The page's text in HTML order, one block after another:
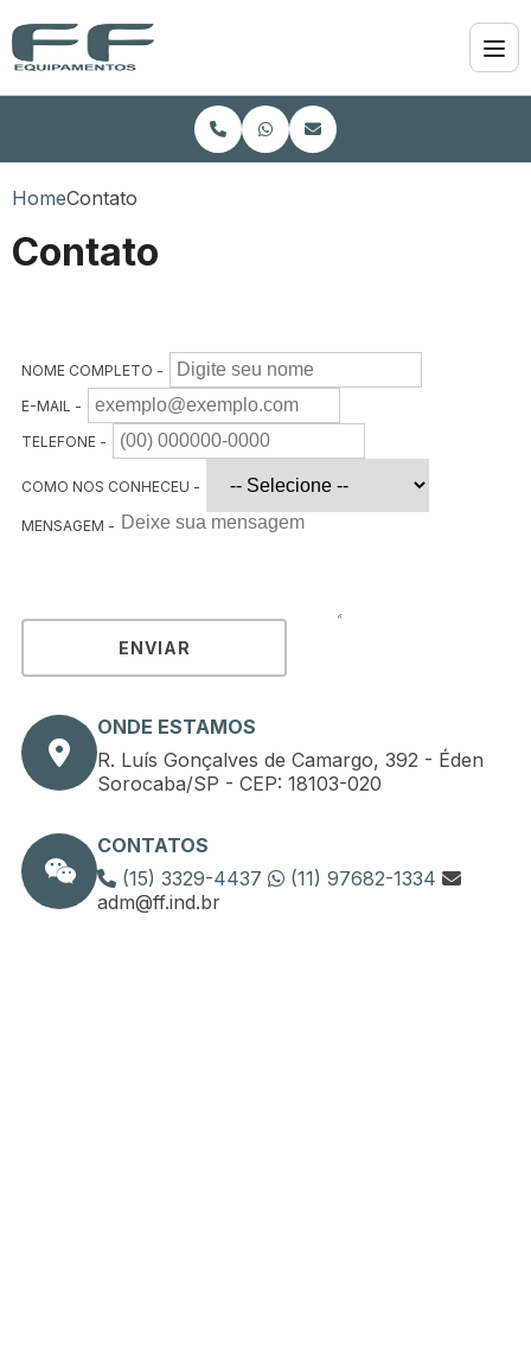
HomeContato
Contato
ONDE ESTAMOS
R. Luís Gonçalves de Camargo, 392 - Éden
Sorocaba/SP - CEP: 18103-020
CONTATOS
(15) 3329-4437
(11) 97682-1334
adm@ff.ind.br
NOME COMPLETO -
E-MAIL -
TELEFONE -
COMO NOS CONHECEU -
MENSAGEM -
ENVIAR